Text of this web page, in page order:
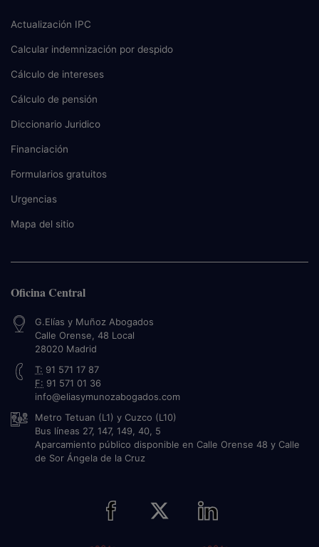
Actualización IPC
Calcular indemnización por despido
Cálculo de intereses
Cálculo de pensión
Diccionario Juridico
Financiación
Formularios gratuitos
Urgencias
Mapa del sitio
Oficina Central
G.Elías y Muñoz Abogados
Calle Orense, 48 Local
28020 Madrid
T: 91 571 17 87
F: 91 571 01 36
info@eliasymunozabogados.com
Metro Tetuan (L1) y Cuzco (L10)
Bus líneas 27, 147, 149, 40, 5
Aparcamiento público disponible en Calle Orense 48 y Calle
de Sor Ángela de la Cruz